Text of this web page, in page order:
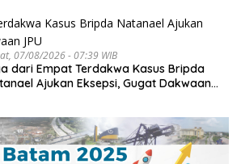
07/08/2026 - 07:39 WIB
dari Empat Terdakwa Kasus Bripda
Ajukan Eksepsi, Gugat Dakwaan